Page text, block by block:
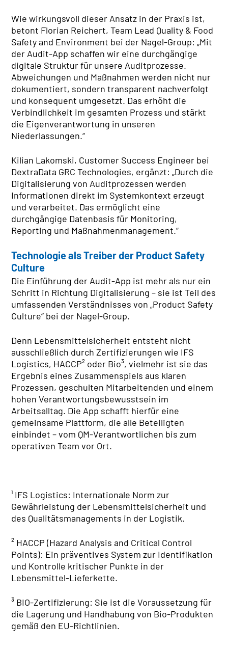
Wie wirkungsvoll dieser Ansatz in der Praxis ist,
betont Florian Reichert, Team Lead Quality & Food
Safety and Environment bei der Nagel-Group: „Mit
der Audit-App schaffen wir eine durchgängige
digitale Struktur für unsere Auditprozesse.
Abweichungen und Maßnahmen werden nicht nur
dokumentiert, sondern transparent nachverfolgt
und konsequent umgesetzt. Das erhöht die
Verbindlichkeit im gesamten Prozess und stärkt
die Eigenverantwortung in unseren
Niederlassungen.“
Kilian Lakomski, Customer Success Engineer bei
DextraData GRC Technologies, ergänzt: „Durch die
Digitalisierung von Auditprozessen werden
Informationen direkt im Systemkontext erzeugt
und verarbeitet. Das ermöglicht eine
durchgängige Datenbasis für Monitoring,
Reporting und Maßnahmenmanagement.“
Technologie als Treiber der Product Safety
Culture
Die Einführung der Audit-App ist mehr als nur ein
Schritt in Richtung Digitalisierung – sie ist Teil des
umfassenden Verständnisses von „Product Safety
Culture“ bei der Nagel-Group.
Denn Lebensmittelsicherheit entsteht nicht
ausschließlich durch Zertifizierungen wie IFS
Logistics, HACCP² oder Bio³, vielmehr ist sie das
Ergebnis eines Zusammenspiels aus klaren
Prozessen, geschulten Mitarbeitenden und einem
hohen Verantwortungsbewusstsein im
Arbeitsalltag. Die App schafft hierfür eine
gemeinsame Plattform, die alle Beteiligten
einbindet – vom QM-Verantwortlichen bis zum
operativen Team vor Ort.
¹ IFS Logistics: Internationale Norm zur
Gewährleistung der Lebensmittelsicherheit und
des Qualitätsmanagements in der Logistik.
² HACCP (Hazard Analysis and Critical Control
Points): Ein präventives System zur Identifikation
und Kontrolle kritischer Punkte in der
Lebensmittel-Lieferkette.
³ BIO-Zertifizierung: Sie ist die Voraussetzung für
die Lagerung und Handhabung von Bio-Produkten
gemäß den EU-Richtlinien.